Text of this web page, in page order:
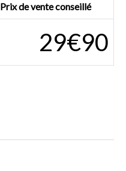
Prix de vente conseillé
29€90